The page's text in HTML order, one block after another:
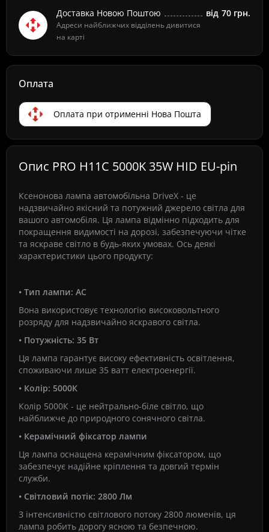
Доставка Новою Поштою
Адреси найближчих відділень дивитися
на карті
від 70 грн.
Оплата
Оплата при отрименні Нова Пошта
Опис PRO H11C 5000K 35W HID EU-pin
Ксенонова лампа автомобільна DriveX - це
надзвичайно якісний та потужний джерело світла для
вашого автомобіля. Ця лампа відмінно підходить для
покращення видимості на дорозі, забезпечуючи чітке
та яскраве світло в будь-яких умовах. Ось деякі
характеристики цього продукту:
• Тип лампи: АС
Вона використовує технологію високовольтного
розряду для надзвичайно яскравого світла.
• Потужність: 35 Вт
Ця лампа гарантує високу ефективність освітлення,
споживаючи лише 35 ватт електроенергії.
• Колір: 5000К
Колір 5000К - це нейтрально-біле світло, що
найближче до природного сонячного світла.
• Керамічний фіксатор лампи
Ця лампа оснащена керамічним фіксатором, що
забезпечує надійне кріплення та довгий термін
служби.
• Світловий потік: 2800 Лм
З інтенсивністю світлового потоку 2800 люменів, ця
лампа робить дорогу ясною та безпечною.